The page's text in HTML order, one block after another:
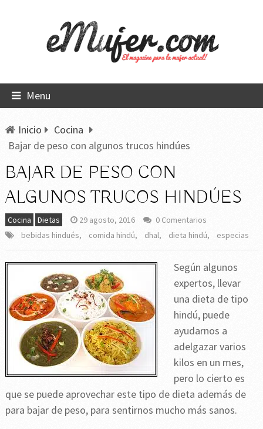
Menu
Inicio
Cocina
Bajar de peso con algunos trucos hindúes
BAJAR DE PESO CON
ALGUNOS TRUCOS HINDÚES
Cocina Dietas 29 agosto, 2016
0 Comentarios
bebidas hindués, comida hindú, dhal, dieta hindú, especias
Según algunos
expertos, llevar
una dieta de tipo
hindú, puede
ayudarnos a
adelgazar varios
kilos en un mes,
pero lo cierto es
que se puede aprovechar este tipo de dieta además de
para bajar de peso, para sentirnos mucho más sanos.